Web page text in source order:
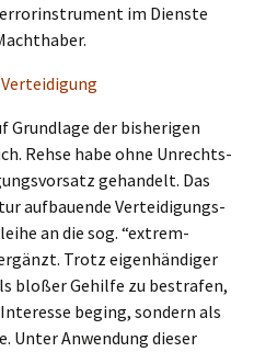
im Diens­te
Grund­la­ge der bishe­ri­gen
Rehse habe ohne Unrechts­
gehan­delt. Das
aufbau­en­de Vertei­di­gungs­
an die sog. “extrem-
Trotz eigen­hän­di­ger
bloßer Gehil­fe zu bestra­fen,
beging, sondern als
Unter Anwen­dung dieser